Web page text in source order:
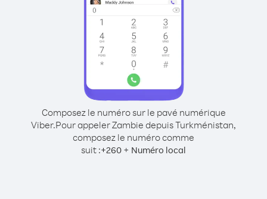
Composez le numéro sur le pavé numérique
Viber.Pour appeler Zambie depuis Turkménistan,
composez le numéro comme
suit :+260 + Numéro local